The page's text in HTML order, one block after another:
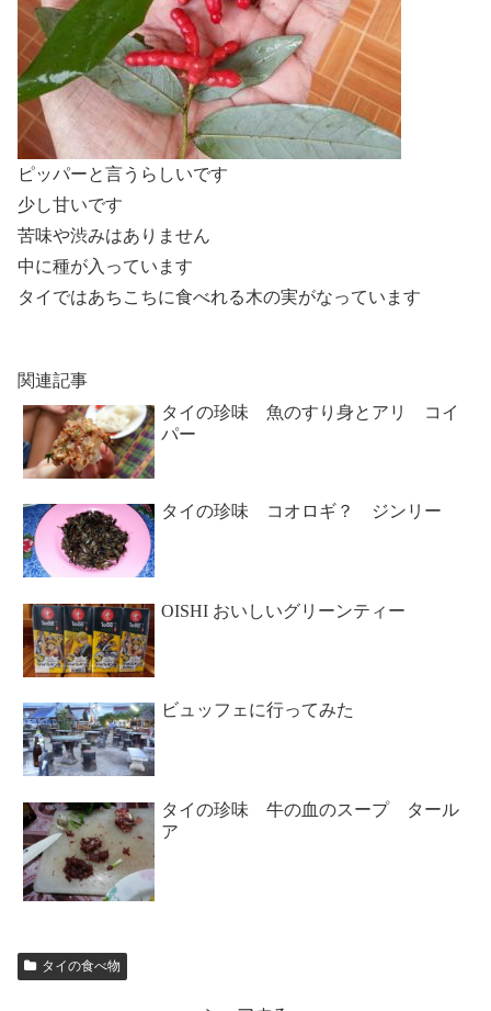
ピッパーと言うらしいです
少し甘いです
苦味や渋みはありません
中に種が入っています
タイではあちこちに食べれる木の実がなっています
関連記事
タイの珍味 魚のすり身とアリ コイ
パー
タイの珍味 コオロギ？ ジンリー
OISHI おいしいグリーンティー
ビュッフェに行ってみた
タイの珍味 牛の血のスープ タール
ア
タイの食べ物